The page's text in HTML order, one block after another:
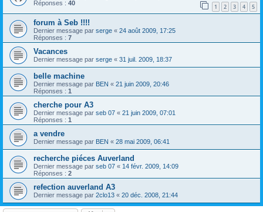
Réponses : 40 1 2 3 4 5
forum à Seb !!!!
Dernier message par serge « 24 août 2009, 17:25
Réponses : 7
Vacances
Dernier message par serge « 31 juil. 2009, 18:37
belle machine
Dernier message par BEN « 21 juin 2009, 20:46
Réponses : 1
cherche pour A3
Dernier message par seb 07 « 21 juin 2009, 07:01
Réponses : 1
a vendre
Dernier message par BEN « 28 mai 2009, 06:41
recherche piéces Auverland
Dernier message par seb 07 « 14 févr. 2009, 14:09
Réponses : 2
refection auverland A3
Dernier message par 2clo13 « 20 déc. 2008, 21:44